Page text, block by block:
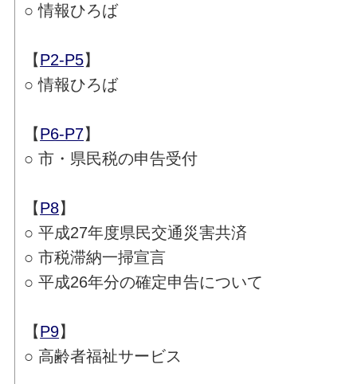
○ 情報ひろば
【P2-P5】
○ 情報ひろば
【P6-P7】
○ 市・県民税の申告受付
【P8】
○ 平成27年度県民交通災害共済
○ 市税滞納一掃宣言
○ 平成26年分の確定申告について
【P9】
○ 高齢者福祉サービス